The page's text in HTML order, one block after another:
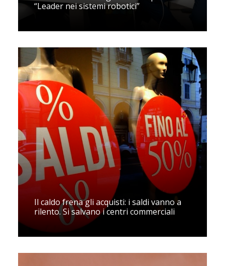
“Leader nei sistemi robotici”
Il caldo frena gli acquisti: i saldi vanno a
rilento. Si salvano i centri commerciali